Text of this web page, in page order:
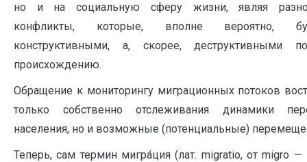
но и на социальную сферу жизни, являя
конфликты, которые, вполне вероятно,
конструктивными, а, скорее, деструктивными
происхождению.
Обращение к мониторингу миграционных потоков
только собственно отслеживания динамики
населения, но и возможные (потенциальные)
Теперь, сам термин мигра́ция (лат. migratio, от migro —